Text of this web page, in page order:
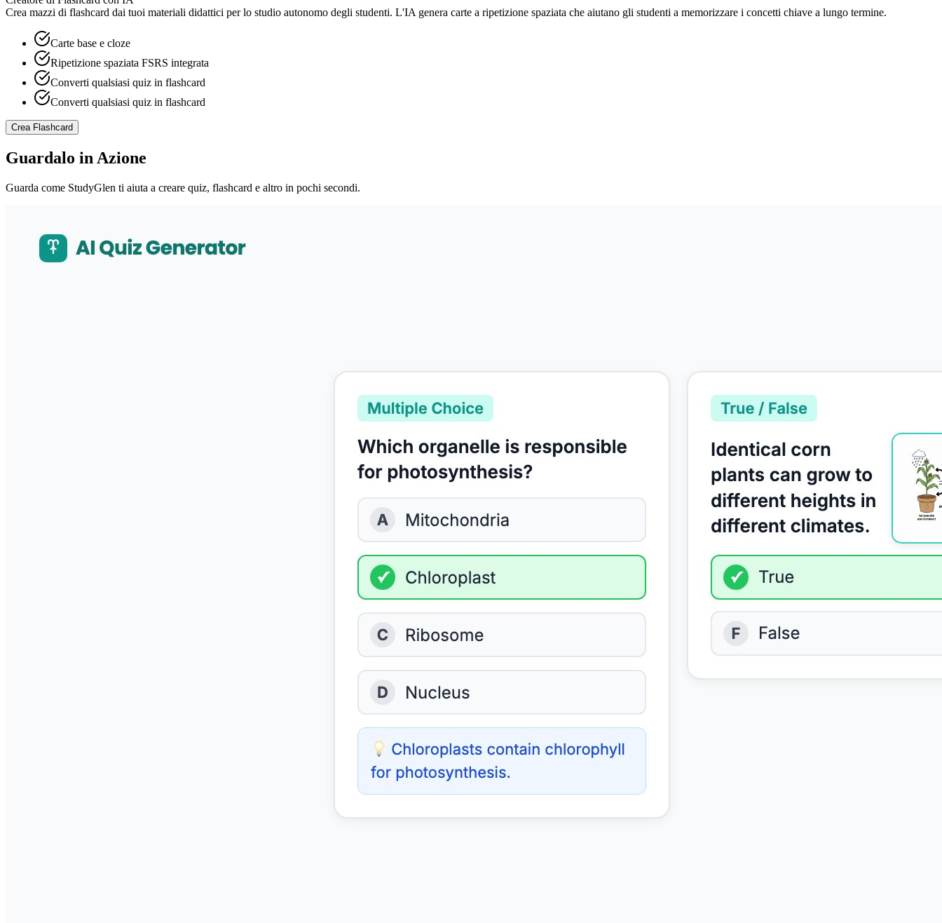
Crea mazzi di flashcard dai tuoi materiali didattici per lo studio autonomo degli studenti. L'IA genera carte a ripetizione spaziata che aiutano gli studenti a memorizzare i concetti chiave a lungo termine.
Carte base e cloze
Ripetizione spaziata FSRS integrata
Converti qualsiasi quiz in flashcard
Converti qualsiasi quiz in flashcard
Crea Flashcard
Guardalo in Azione
Guarda come StudyGlen ti aiuta a creare quiz, flashcard e altro in pochi secondi.